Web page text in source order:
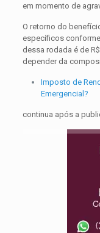
em momento de
O retorno do
específicos
dessa rodada é de
depender da
Imposto de
Emergencial?
continua após a